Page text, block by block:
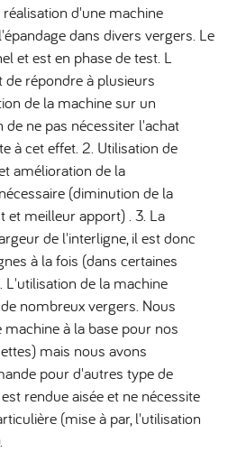
d'une machine
dans divers vergers. Le
et est en phase de test. L
répondre à plusieurs
de la machine sur un
ne pas nécessiter l'achat
à cet effet. 2. Utilisation de
amélioration de la
(diminution de la
et meilleur apport) . 3. La
de l'interligne, il est donc
à la fois (dans certaines
L'utilisation de la machine
nombreux vergers. Nous
à la base pour nos
mais nous avons
pour d'autres type de
rendue aisée et ne nécessite
(mise à par, l'utilisation